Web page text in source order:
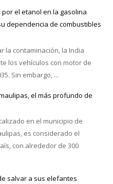
el etanol en la gasolina
dependencia de combustibles
la contaminación, la India
los vehículos con motor de
Sin embargo, ...
el más profundo de
en el municipio de
es considerado el
con alrededor de 300
salvar a sus elefantes